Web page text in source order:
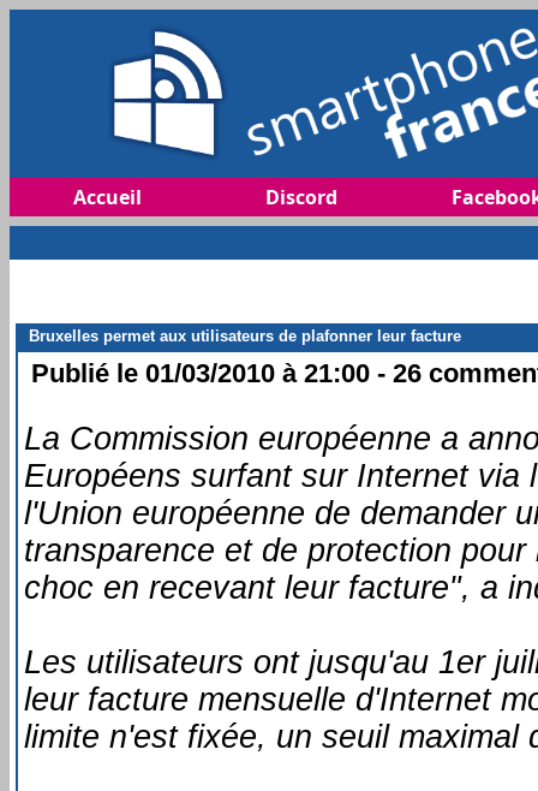
Accueil Discord
Bruxelles permet aux utilisateurs de plafonner leur facture
Publié le 01/03/2010 à 21:00 - 26
La Commission européenne a
Européens surfant sur Internet via
l'Union européenne de demander
transparence et de protection
choc en recevant leur facture", a
Les utilisateurs ont jusqu'au 1er
leur facture mensuelle d'Internet
limite n'est fixée, un seuil